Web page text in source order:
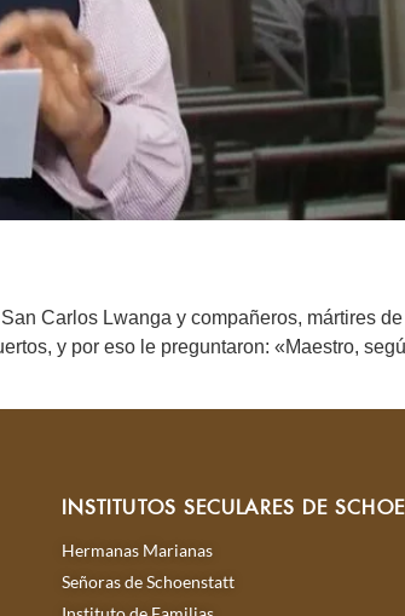
Carlos Lwanga y compañeros, mártires
y por eso le preguntaron: «Maestro,
INSTITUTOS SECULARES DE
Hermanas Marianas
Señoras de Schoenstatt